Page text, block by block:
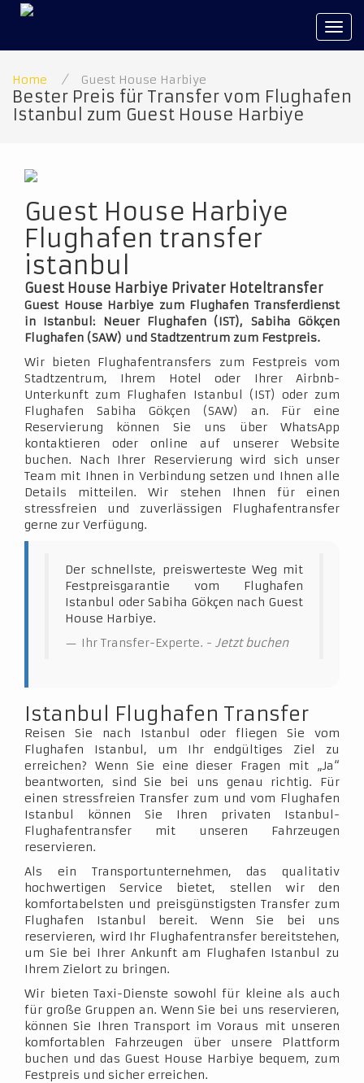
Home / Guest House Harbiye
Bester Preis für Transfer vom Flughafen
Istanbul zum Guest House Harbiye
Guest House Harbiye
Flughafen transfer
istanbul
Guest House Harbiye Privater Hoteltransfer
Guest House Harbiye zum Flughafen Transferdienst
in Istanbul: Neuer Flughafen (IST), Sabiha Gökçen
Flughafen (SAW) und Stadtzentrum zum Festpreis.
Wir bieten Flughafentransfers zum Festpreis vom
Stadtzentrum, Ihrem Hotel oder Ihrer Airbnb-
Unterkunft zum Flughafen Istanbul (IST) oder zum
Flughafen Sabiha Gökçen (SAW) an. Für eine
Reservierung können Sie uns über WhatsApp
kontaktieren oder online auf unserer Website
buchen. Nach Ihrer Reservierung wird sich unser
Team mit Ihnen in Verbindung setzen und Ihnen alle
Details mitteilen. Wir stehen Ihnen für einen
stressfreien und zuverlässigen Flughafentransfer
gerne zur Verfügung.
Der schnellste, preiswerteste Weg mit
Festpreisgarantie vom Flughafen
Istanbul oder Sabiha Gökçen nach Guest
House Harbiye.
Ihr Transfer-Experte. - Jetzt buchen
Istanbul Flughafen Transfer
Reisen Sie nach Istanbul oder fliegen Sie vom
Flughafen Istanbul, um Ihr endgültiges Ziel zu
erreichen? Wenn Sie eine dieser Fragen mit „Ja“
beantworten, sind Sie bei uns genau richtig. Für
einen stressfreien Transfer zum und vom Flughafen
Istanbul können Sie Ihren privaten Istanbul-
Flughafentransfer mit unseren Fahrzeugen
reservieren.
Als ein Transportunternehmen, das qualitativ
hochwertigen Service bietet, stellen wir den
komfortabelsten und preisgünstigsten Transfer zum
Flughafen Istanbul bereit. Wenn Sie bei uns
reservieren, wird Ihr Flughafentransfer bereitstehen,
um Sie bei Ihrer Ankunft am Flughafen Istanbul zu
Ihrem Zielort zu bringen.
Wir bieten Taxi-Dienste sowohl für kleine als auch
für große Gruppen an. Wenn Sie bei uns reservieren,
können Sie Ihren Transport im Voraus mit unseren
komfortablen Fahrzeugen über unsere Plattform
buchen und das Guest House Harbiye bequem, zum
Festpreis und sicher erreichen.